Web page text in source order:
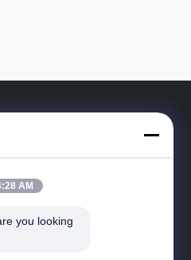
Quốc
AM
you looking